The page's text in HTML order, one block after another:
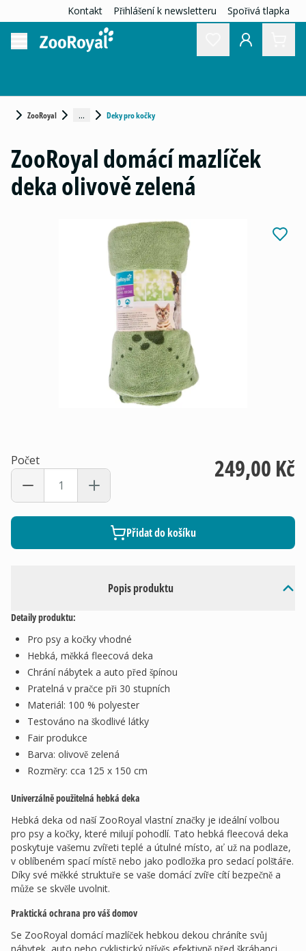
Kontakt Přihlášení k newsletteru Spořivá tlapka
ZooRoyal ... Deky pro kočky
Popis produktu
Detaily produktu:
Pro psy a kočky vhodné
Hebká, měkká fleecová deka
Chrání nábytek a auto před špínou
Pratelná v pračce při 30 stupních
Materiál: 100 % polyester
Testováno na škodlivé látky
Fair produkce
Barva: olivově zelená
Rozměry: cca 125 x 150 cm
Univerzálně použitelná hebká deka
Hebká deka od naší ZooRoyal vlastní značky je ideální volbou
pro psy a kočky, které milují pohodlí. Tato hebká fleecová deka
poskytuje vašemu zvířeti teplé a útulné místo, ať už na podlaze,
v oblíbeném spací místě nebo jako podložka pro sedací polštáře.
Díky své měkké struktuře se vaše domácí zvíře cítí bezpečně a
může se skvěle uvolnit.
Praktická ochrana pro váš domov
Se ZooRoyal domácí mazlíček hebkou dekou chráníte svůj
ZooRoyal domácí mazlíček
deka olivově zelená
Počet 249,00 Kč
Přidat do košíku